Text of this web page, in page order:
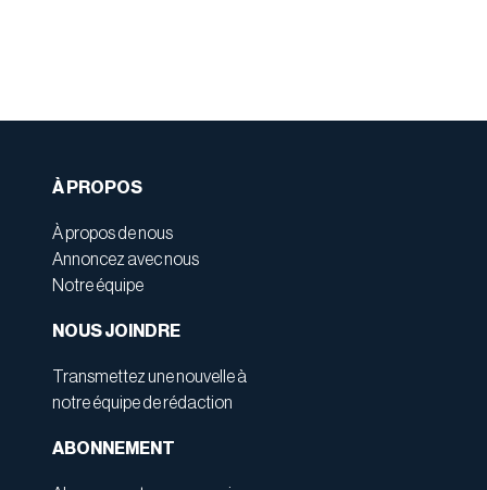
À PROPOS
À propos de nous
Annoncez avec nous
Notre équipe
NOUS JOINDRE
Transmettez une nouvelle à
notre équipe de rédaction
ABONNEMENT